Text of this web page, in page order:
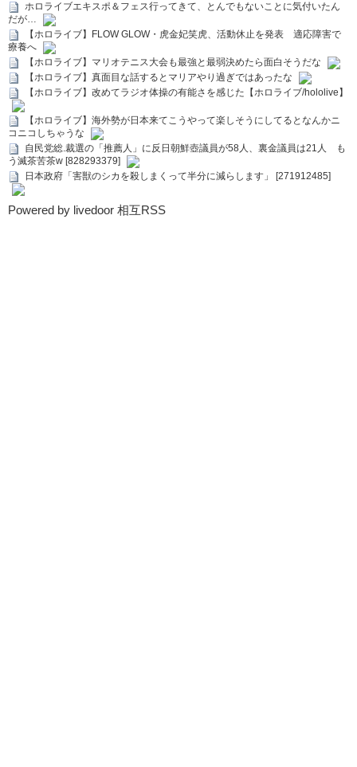
ホロライブエキスポ＆フェス行ってきて、とんでもないことに気付いたん
だが…
【ホロライブ】FLOW GLOW・虎金妃笑虎、活動休止を発表 適応障害で
療養へ
【ホロライブ】マリオテニス大会も最強と最弱決めたら面白そうだな
【ホロライブ】真面目な話するとマリアやり過ぎではあったな
【ホロライブ】改めてラジオ体操の有能さを感じた【ホロライブ/hololive】
【ホロライブ】海外勢が日本来てこうやって楽しそうにしてるとなんかニ
コニコしちゃうな
自民党総.裁選の「推薦人」に反日朝鮮壺議員が58人、裏金議員は21人 も
う滅茶苦茶w [828293379]
日本政府「害獣のシカを殺しまくって半分に減らします」 [271912485]
Powered by livedoor 相互RSS